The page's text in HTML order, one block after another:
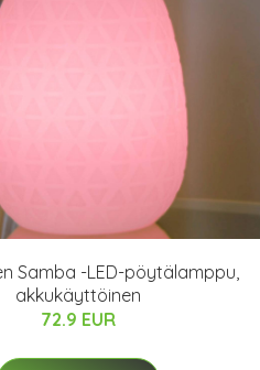
Samba -LED-pöytälamppu,
akkukäyttöinen
72.9 EUR